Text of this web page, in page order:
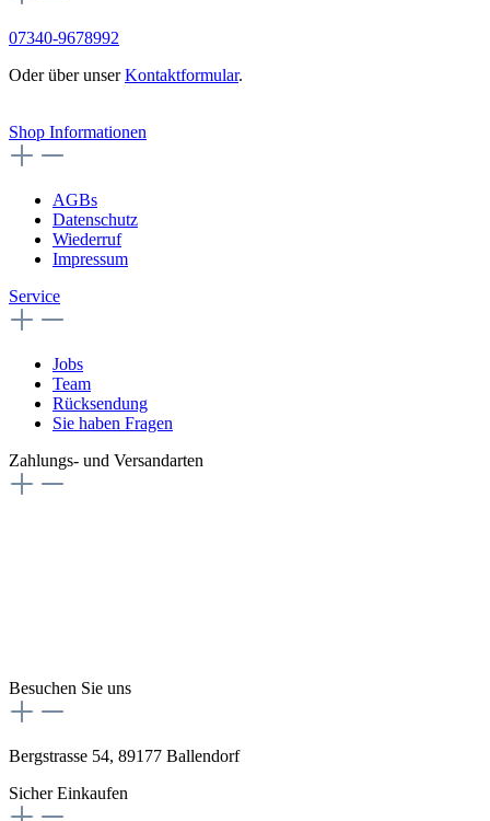
07340-9678992
Oder über unserKontaktformular.
Shop Informationen
AGBs
Datenschutz
Wiederruf
Impressum
Service
Jobs
Team
Rücksendung
Sie haben Fragen
Zahlungs- und Versandarten
Besuchen Sie uns
Bergstrasse 54, 89177 Ballendorf
Sicher Einkaufen